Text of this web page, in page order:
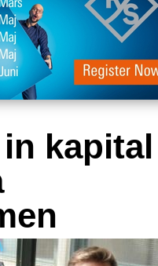
kapital